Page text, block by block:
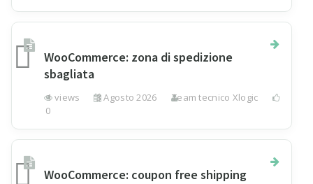
WooCommerce: zona di spedizione
sbagliata
1 views 3 Agosto 2026
Team tecnico Xlogic
0
WooCommerce: coupon free shipping